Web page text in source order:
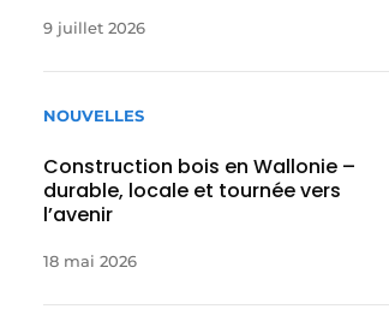
9 juillet 2026
NOUVELLES
Construction bois en Wallonie –
durable, locale et tournée vers
l’avenir
18 mai 2026